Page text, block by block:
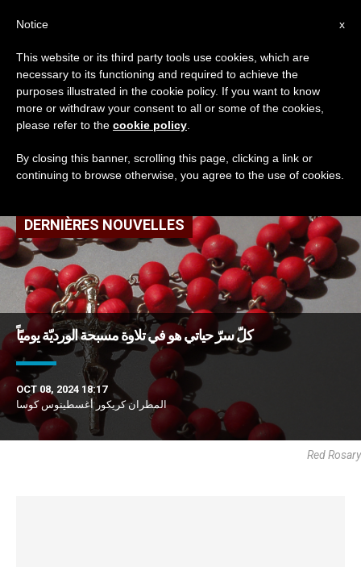
TAG
Posts Tagged ‘حياة
جديدة’
DERNIÈRES NOUVELLES
كلّ سرّ حياتي هو في تلاوة مسبحة الورديّة يوميًاً
OCT 08, 2024 18:17
المطران كريكور أغسطينوس كوسا
Red Rosary
x
Notice
This website or its third party tools use cookies, which are
necessary to its functioning and required to achieve the
purposes illustrated in the cookie policy. If you want to know
more or withdraw your consent to all or some of the cookies,
please refer to the cookie policy
By closing this banner, scrolling this page, clicking a link or
continuing to browse otherwise, you agree to the use of cookies.